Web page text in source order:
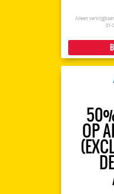
Alleen
01-
OP